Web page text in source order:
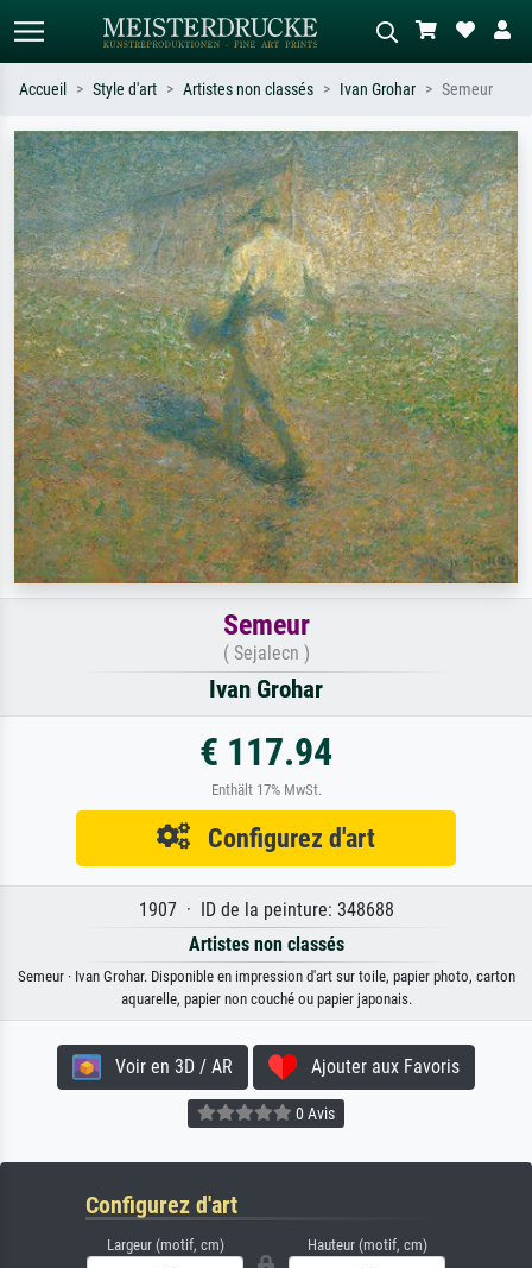
Recherche standard Recherche d'images IA
Recherchez par artiste, titre ou style –
ex. Monet, Nuit étoilée,
impressionnisme, vague de Hokusai,
nu.
Décrivez la scène – ex. prairie verte,
abstrait avec beaucoup de rouge,
tableau sombre, nu debout près d'un
arbre.
Accueil Style d'art Artistes non classés Ivan Grohar Semeur
Semeur
( Sejalecn )
Ivan Grohar
€ 117.94
Enthält 17% MwSt.
Configurez d'art
1907 · ID de la peinture: 348688
Artistes non classés
Semeur · Ivan Grohar. Disponible en impression d'art sur toile, papier photo, carton
aquarelle, papier non couché ou papier japonais.
Voir en 3D / AR Ajouter aux Favoris
0 Avis
Configurez d'art
Largeur (motif, cm) Hauteur (motif, cm)